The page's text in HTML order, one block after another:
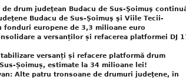
drum judeţean Budacu de Sus-Şoimuş
Budacu de Sus-Şoimuş şi Viile Tecii-
fonduri europene de 3,3 milioane euro
a versanților și refacerea platformei DJ
versanți și refacere platformă drum
Șoimuș, estimate la 34 milioane lei!
Alte patru tronsoane de drumuri judeţene, în